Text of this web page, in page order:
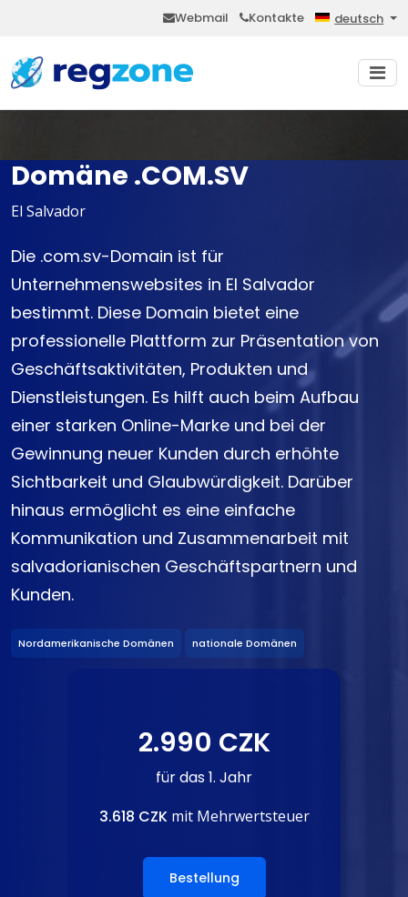
Webmail Kontakte deutsch
Domäne .COM.SV
El Salvador
Die .com.sv-Domain ist für
Unternehmenswebsites in El Salvador
bestimmt. Diese Domain bietet eine
professionelle Plattform zur Präsentation von
Geschäftsaktivitäten, Produkten und
Dienstleistungen. Es hilft auch beim Aufbau
einer starken Online-Marke und bei der
Gewinnung neuer Kunden durch erhöhte
Sichtbarkeit und Glaubwürdigkeit. Darüber
hinaus ermöglicht es eine einfache
Kommunikation und Zusammenarbeit mit
salvadorianischen Geschäftspartnern und
Kunden.
Nordamerikanische Domänen nationale Domänen
2.990 CZK
für das 1. Jahr
3.618 CZKmit Mehrwertsteuer
Bestellung